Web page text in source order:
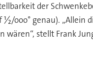
der
ooo° genau). „Allein
stellt Frank